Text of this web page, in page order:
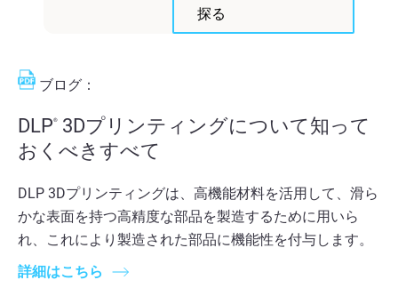
ブログ：
DLP®
3Dプリンティングについて知って
おくべきすべて
DLP 3Dプリンティングは、高機能材料を活用して、滑ら
かな表面を持つ高精度な部品を製造するために用いら
れ、これにより製造された部品に機能性を付与します。
詳細はこちら
探る